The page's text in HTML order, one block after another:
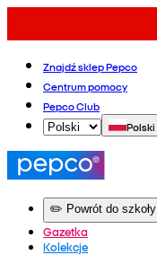
Znajdź sklep Pepco
Centrum pomocy
Pepco Club
Polski
✏️ Powrót do szkoły
Gazetka
Kolekcje